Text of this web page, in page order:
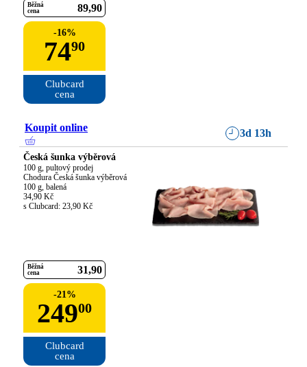
Běžná
cena
89 90
-16%
7490
Clubcard
cena
Koupit online 3d 13h
Česká šunka výběrová
100 g, pultový prodej
Chodura Česká šunka výběrová
100 g, balená
34,90 Kč
s Clubcard: 23,90 Kč
Běžná
cena
31 90
-21%
24900
Clubcard
cena